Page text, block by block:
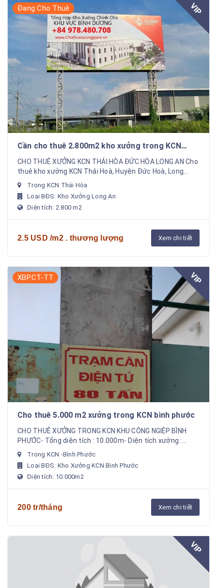
Đang Cho Thuê VIP
Cần cho thuê 2.800m2 kho xưởng trong KCN
Thái Hòa Long An
CHO THUÊ XƯỞNG KCN THÁI HÒA ĐỨC HÒA LONG AN Cho
thuê kho xưởng KCN Thái Hoà, Huyện Đức Hoà, Long
An.DT Xưởng sản xuất : 2800m2, Văn phòng : 80 m2...
Trong KCN Thái Hòa
Loại BĐS: Kho Xưởng Long An
Diện tích: 2.800 m2
2.5 USD /m2 . thương lượng Xem chi tiết
XBP.CT-TT VIP
Cho thuê 5.000 m2 xưởng trong KCN bình phước
CHO THUÊ XƯỞNG TRONG KCN KHU CÔNG NGIỆP BÌNH
PHƯỚC- Tổng diện tích : 10.000m- Diện tích xưởng :
5.000m- Xưởng 1 : 2400m2 N.40 xD.60- Xưởng 2 :
3000m2 ...
Trong KCN -Bình Phước
Loại BĐS: Kho Xưởng KCN Bình Phước
Diện tích: 10.000m2
200 tr/tháng Xem chi tiết
VIP